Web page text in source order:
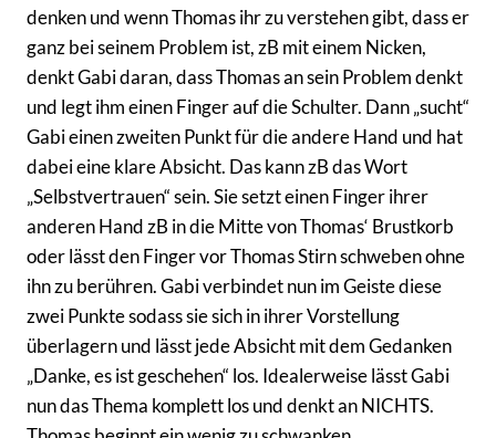
denken und wenn Thomas ihr zu verstehen gibt, dass er
ganz bei seinem Problem ist, zB mit einem Nicken,
denkt Gabi daran, dass Thomas an sein Problem denkt
und legt ihm einen Finger auf die Schulter. Dann „sucht“
Gabi einen zweiten Punkt für die andere Hand und hat
dabei eine klare Absicht. Das kann zB das Wort
„Selbstvertrauen“ sein. Sie setzt einen Finger ihrer
anderen Hand zB in die Mitte von Thomas‘ Brustkorb
oder lässt den Finger vor Thomas Stirn schweben ohne
ihn zu berühren. Gabi verbindet nun im Geiste diese
zwei Punkte sodass sie sich in ihrer Vorstellung
überlagern und lässt jede Absicht mit dem Gedanken
„Danke, es ist geschehen“ los. Idealerweise lässt Gabi
nun das Thema komplett los und denkt an NICHTS.